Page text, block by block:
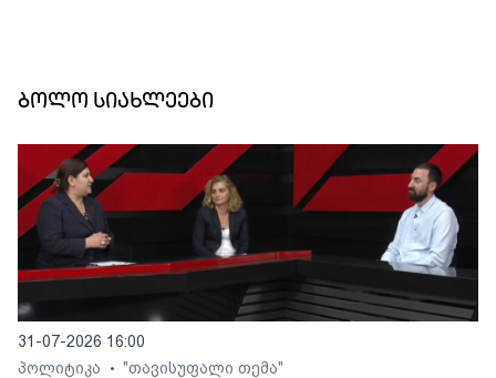
ბოლო სიახლეები
31-07-2026 16:00
პოლიტიკა
• "თავისუფალი თემა"